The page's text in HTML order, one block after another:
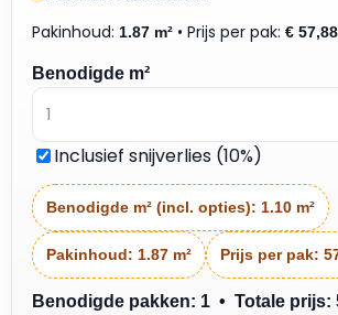
Pakinhoud: 1.87 m² • Prijs per pak: € 57,88
Benodigde m²
Inclusief snijverlies (10%)
Benodigde m² (incl. opties): 1.10 m²
Pakinhoud: 1.87 m² Prijs per pak:
Benodigde pakken: 1 • Totale prijs: